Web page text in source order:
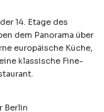
14. Etage des
dem Panorama über
europäische Küche,
klassische Fine-
Berlin